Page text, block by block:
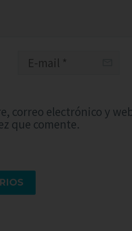
correo electrónico y
que comente.